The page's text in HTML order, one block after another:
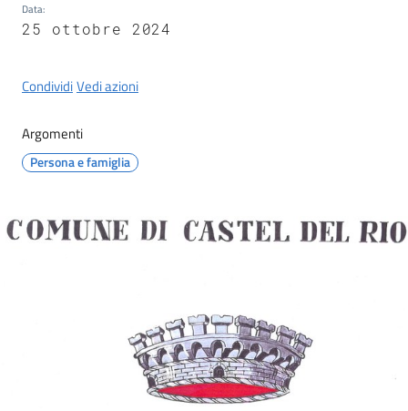
Rio
Servizi
on-
line
Tutti
Data:
25 ottobre 2024
CondividiVedi azioni
Argomenti
Persona e famiglia